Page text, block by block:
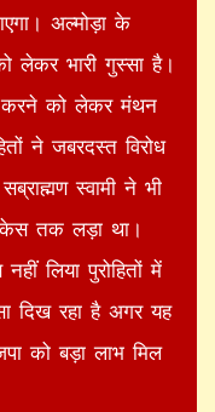
अल्मोड़ा के
लेकर भारी गुस्सा है।
करने को लेकर मंथन
ने जबरदस्त विरोध
स्वामी ने भी
केस तक लड़ा था।
लिया पुरोहितों में
दिख रहा है अगर यह
को बड़ा लाभ मिल